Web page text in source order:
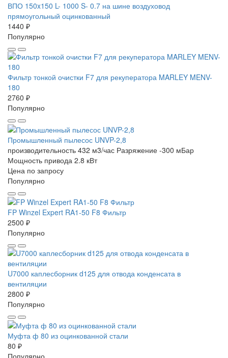
ВПО 150x150 L- 1000 S- 0.7 на шине воздуховод
прямоугольный оцинкованный
1440 ₽
Популярно
Фильтр тонкой очистки F7 для рекуператора MARLEY MENV-
180
2760 ₽
Популярно
Промышленный пылесос UNVP-2,8
производительность 432 м3/час Разряжение -300 мБар
Мощность привода 2.8 кВт
Цена по запросу
Популярно
FP Winzel Expert RA1-50 F8 Фильтр
2500 ₽
Популярно
U7000 каплесборник d125 для отвода конденсата в
вентиляции
2800 ₽
Популярно
Муфта ф 80 из оцинкованной стали
80 ₽